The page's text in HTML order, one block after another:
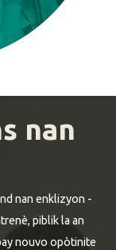
nan
nan enklizyon -
piblik la an
nouvo opòtinite